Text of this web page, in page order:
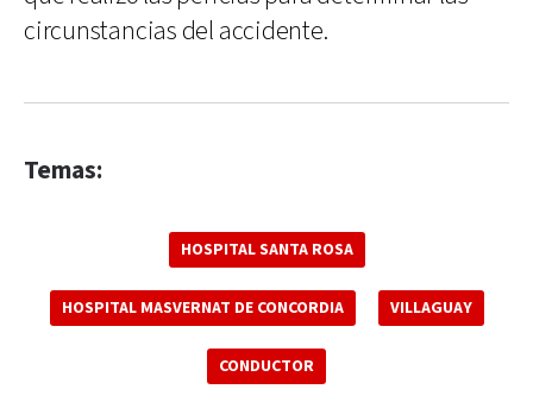
circunstancias del accidente.
Temas:
HOSPITAL SANTA ROSA
HOSPITAL MASVERNAT DE CONCORDIA VILLAGUAY
CONDUCTOR